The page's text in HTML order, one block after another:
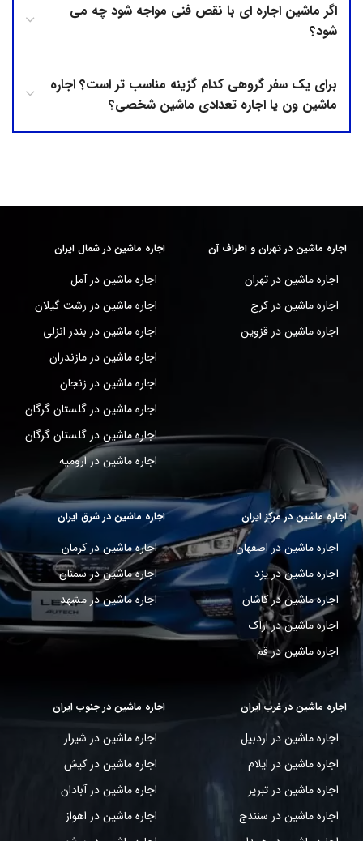
اگر ماشین اجاره ای با نقص فنی مواجه شود چه می
شود؟
برای یک سفر گروهی کدام گزینه مناسب تر است؟ اجاره
ماشین ون یا اجاره تعدادی ماشین شخصی؟
اجاره ماشین در تهران و اطراف آن
اجاره ماشین در تهران
اجاره ماشین در کرج
اجاره ماشین در قزوین
اجاره ماشین در شمال ایران
اجاره ماشین در آمل
اجاره ماشین در رشت گیلان
اجاره ماشین در بندر انزلی
اجاره ماشین در مازندران
اجاره ماشین در زنجان
اجاره ماشین در گلستان گرگان
اجاره ماشین در گلستان گرگان
اجاره ماشین در ارومیه
اجاره ماشین در مرکز ایران
اجاره ماشین در اصفهان
اجاره ماشین در یزد
اجاره ماشین در کاشان
اجاره ماشین در اراک
اجاره ماشین در قم
اجاره ماشین در شرق ایران
اجاره ماشین در کرمان
اجاره ماشین در سمنان
اجاره ماشین در مشهد
اجاره ماشین در غرب ایران
اجاره ماشین در اردبیل
اجاره ماشین در ایلام
اجاره ماشین در تبریز
اجاره ماشین در سنندج
اجاره ماشین در جنوب ایران
اجاره ماشین در شیراز
اجاره ماشین در کیش
اجاره ماشین در آبادان
اجاره ماشین در اهواز